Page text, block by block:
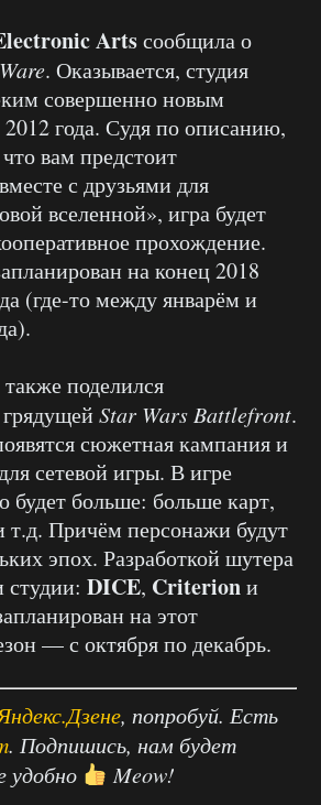
Artsсообщила о
. Оказывается, студия
совершенно новым
года. Судя по описанию,
вам предстоит
с друзьями для
вселенной», игра будет
прохождение.
на конец 2018
(где-то между январём и
также поделился
Star Wars Battlefront.
сюжетная кампания и
сетевой игры. В игре
будет больше: больше карт,
т.д. Причём персонажи будут
эпох. Разработкой шутера
студии: DICE, Criterionи
на этот
— с октября по декабрь.
, попробуй. Есть
. Подпишись, нам будет
удобно
Meow!